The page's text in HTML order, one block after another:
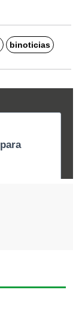
binoticias